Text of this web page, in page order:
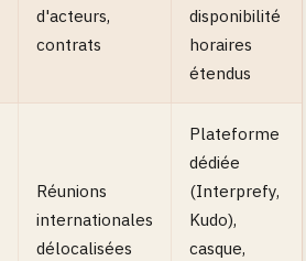
d'acteurs,
contrats
disponibilité
horaires
étendus
Réunions
internationales
délocalisées
Plateforme
dédiée
(Interprefy,
Kudo),
casque,